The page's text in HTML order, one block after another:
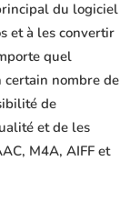
du logiciel
et à les convertir
quel
nombre de
de
et de les
M4A, AIFF et